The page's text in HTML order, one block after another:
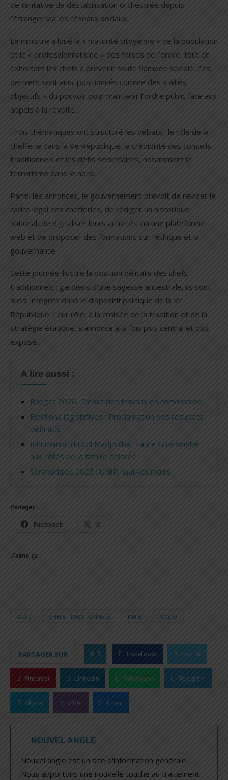
de tentative de déstabilisation orchestrée depuis
l’étranger via les réseaux sociaux.
Le ministre a loué la « maturité citoyenne » de la population
et le « professionnalisme » des forces de l’ordre, tout en
exhortant les chefs à prévenir toute flambée sociale. Ces
derniers sont ainsi positionnés comme des « alliés
objectifs » du pouvoir pour maintenir l’ordre public face aux
appels à la révolte.
Trois thématiques ont structuré les débats : le rôle de la
chefferie dans la Ve République, la crédibilité des conseils
traditionnels et les défis sécuritaires, notamment le
terrorisme dans le nord.
Parmi les annonces, le gouvernement prévoit de réviser le
cadre légal des chefferies, de rédiger un historique
national, de digitaliser leurs activités via une plateforme
web et de proposer des formations sur l’éthique et la
gouvernance.
Cette journée illustre la position délicate des chefs
traditionnels : gardiens d’une sagesse ancestrale, ils sont
aussi intégrés dans le dispositif politique de la Ve
République. Leur rôle, à la croisée de la tradition et de la
stratégie étatique, s’annonce à la fois plus central et plus
exposé.
A lire aussi :
Budget 2026 : Début des travaux en commission
Elections législatives : Proclamation des résultats
définitifs
Inhumation du Col Madjoulba : Faure Gnassingbé
aux côtés de la famille éplorée
Sénatoriales 2025 : UNIR haut-les mains
Partager :
Facebook X
J’aime ça :
ACTU CHEFS TRADITIONNELS DÉFIS TOGO
PARTAGER SUR 0 Facebook Twitter
Pinterest Linkedin Whatsapp Telegram
Skype Viber Email
NOUVEL ANGLE
Nouvel angle est un site d'information générale.
Nous apportons une nouvelle touche au traitement